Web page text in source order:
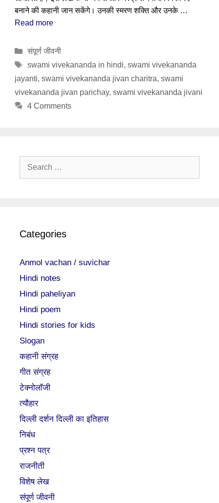
बनाने की कहानी जान सकेंगे। उनकी स्मरण शक्ति और उनके …
Read more
Categories
संपूर्ण जीवनी
Tags
swami vivekananda in hindi, swami vivekananda
jayanti, swami vivekananda jivan charitra, swami
vivekananda jivan parichay, swami vivekananda jivani
4 Comments
Search
Categories
Anmol vachan / suvichar
Hindi notes
Hindi paheliyan
Hindi poem
Hindi stories for kids
Slogan
कहानी संग्रह
गीत संग्रह
टेक्नोलॉजी
त्यौहार
दिल्ली दर्शन दिल्ली का इतिहास
निबंध
प्रश्न पत्र
राजनीती
विशेष लेख
संपूर्ण जीवनी